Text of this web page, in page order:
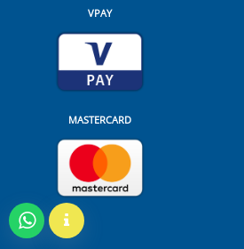
VPAY
MASTERCARD